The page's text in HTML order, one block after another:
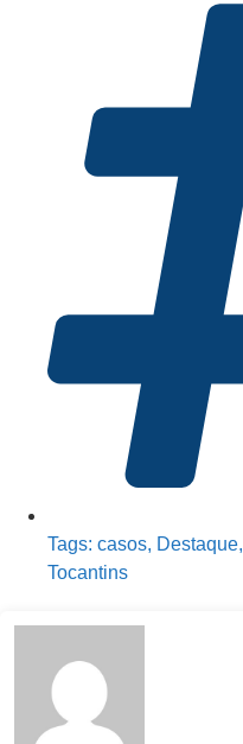
Tags: casos, Destaque,
Tocantins